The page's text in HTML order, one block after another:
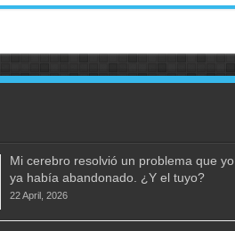
Mi cerebro resolvió un problema que yo
ya había abandonado. ¿Y el tuyo?
22 April, 2026